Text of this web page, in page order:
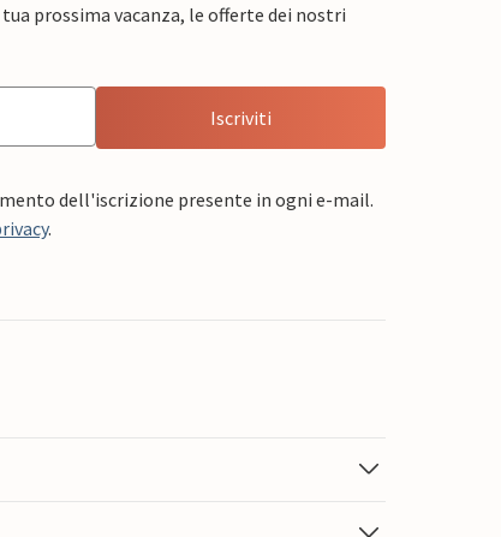
prossima vacanza, le offerte dei nostri
Iscriviti
dell'iscrizione presente in ogni e-mail.
.